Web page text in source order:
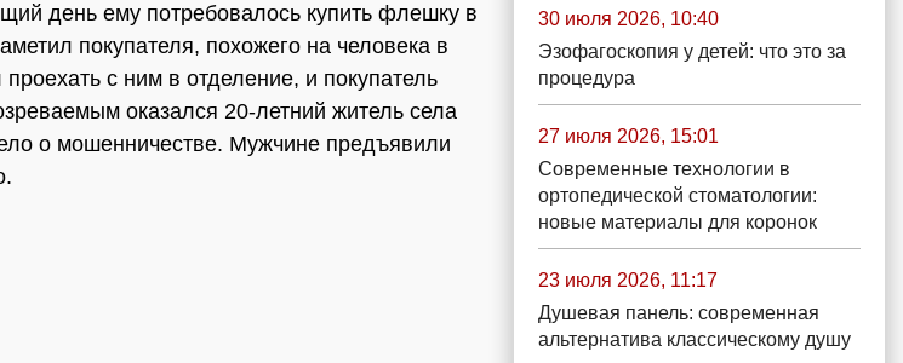
день ему потребовалось купить флешку в
покупателя, похожего на человека в
с ним в отделение, и покупатель
оказался 20-летний житель села
о мошенничестве. Мужчине предъявили
30 июля 2026, 10:40
Эзофагоскопия у детей: что это за
процедура
27 июля 2026, 15:01
Современные технологии в
ортопедической стоматологии:
новые материалы для коронок
23 июля 2026, 11:17
Душевая панель: современная
альтернатива классическому душу